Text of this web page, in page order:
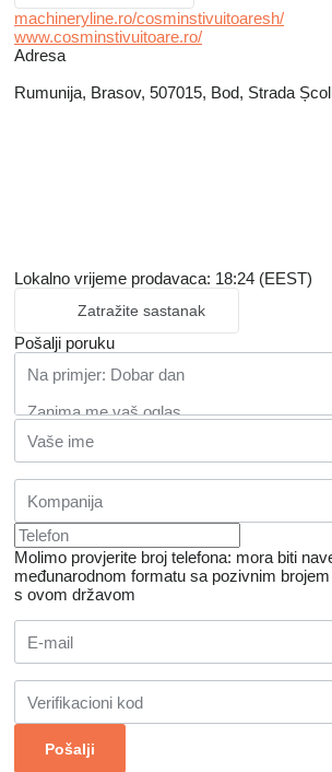
machineryline.ro/cosminstivuitoaresh/
www.cosminstivuitoare.ro/
Adresa
Rumunija, Brasov, 507015, Bod, Strada
Lokalno vrijeme prodavaca: 18:24 (EEST)
Zatražite sastanak
Pošalji poruku
Molimo provjerite broj telefona: mora biti
međunarodnom formatu sa pozivnim
s ovom državom